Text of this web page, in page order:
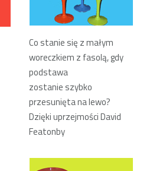
Co stanie się z małym
woreczkiem z fasolą, gdy
podstawa
zostanie szybko
przesunięta na lewo?
Dzięki uprzejmości David
Featonby